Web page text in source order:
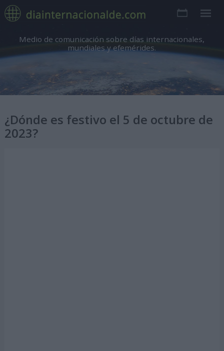
Medio de comunicación sobre días internacionales,
mundiales y efemérides.
¿Dónde es festivo el 5 de octubre de
2023?